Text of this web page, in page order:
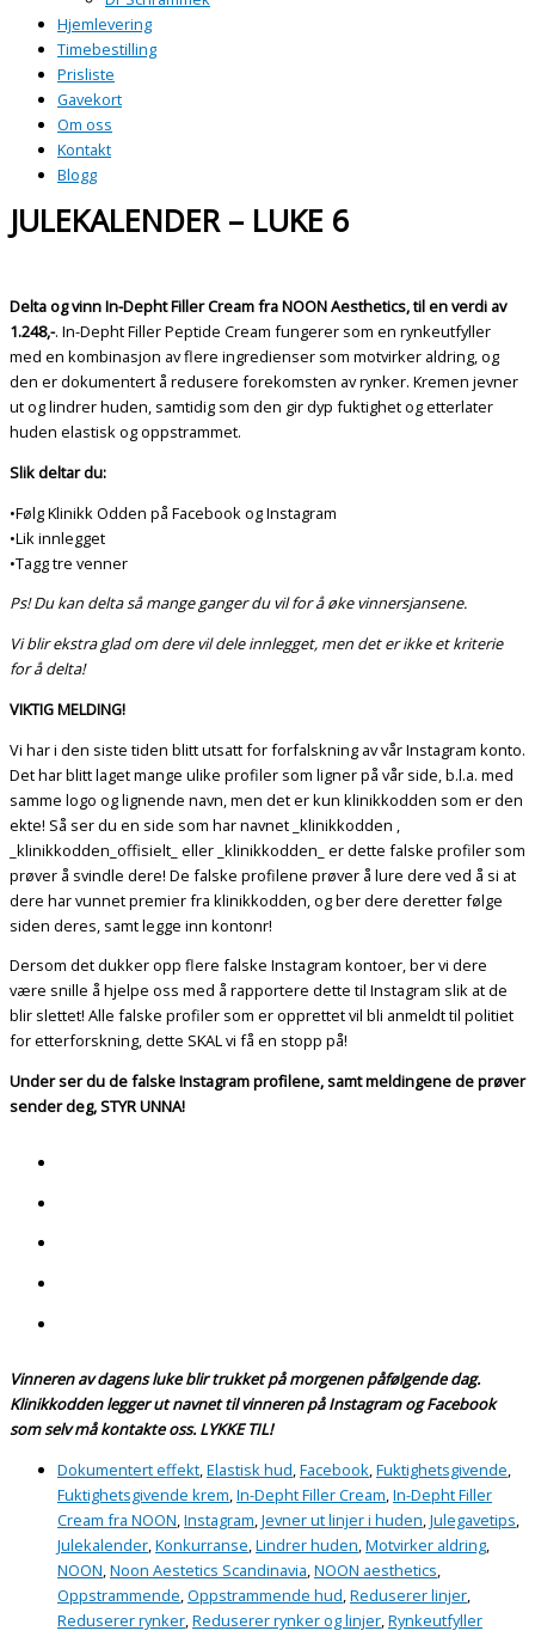
Hjemlevering
Timebestilling
Prisliste
Gavekort
Om oss
Kontakt
Blogg
JULEKALENDER – LUKE 6
Delta og vinn In-Depht Filler Cream fra NOON Aesthetics, til enverdi av
1.248,-. In-Depht Filler Peptide Cream fungerer som en rynkeutfyller
med en kombinasjon av flere ingredienser som motvirker aldring, og
den er dokumentert å redusere forekomsten av rynker. Kremen jevner
ut og lindrer huden, samtidig som den gir dyp fuktighet og etterlater
huden elastisk og oppstrammet.
Slik deltar du:
•Følg Klinikk Odden på Facebook og Instagram
•Lik innlegget
•Tagg tre venner
Ps! Du kan delta så mange ganger du vil for å øke vinnersjansene.
Vi blir ekstra glad om dere vil dele innlegget, men det er ikke et kriterie
for å delta!
VIKTIG MELDING!
Vi har i den siste tiden blitt utsatt for forfalskning av vår Instagram konto.
Det har blitt laget mange ulike profiler som ligner på vår side, b.l.a. med
samme logo og lignende navn, men det er kun klinikkodden som er den
ekte! Så ser du en side som har navnet _klinikkodden ,
_klinikkodden_offisielt_ eller _klinikkodden_ er dette falske profiler som
prøver å svindle dere! De falske profilene prøver å lure dere ved å si at
dere har vunnet premier fra klinikkodden, og ber dere deretter følge
siden deres, samt legge inn kontonr!
Dersom det dukker opp flere falske Instagram kontoer, ber vi dere
være snille å hjelpe oss med å rapportere dette til Instagram slik at de
blir slettet! Alle falske profiler som er opprettet vil bli anmeldt til politiet
for etterforskning, dette SKAL vi få en stopp på!
Under ser du de falske Instagram profilene, samt meldingene de prøver
sender deg, STYR UNNA!
Vinneren av dagens luke blir trukket på morgenen påfølgende dag.
Klinikkodden legger ut navnet til vinneren på Instagram og Facebook
som selv må kontakte oss. LYKKE TIL!
Dokumentert effekt,Elastisk hud,Facebook,Fuktighetsgivende,
Fuktighetsgivende krem,In-Depht Filler Cream,In-Depht Filler
Cream fra NOON,Instagram,Jevner ut linjer i huden,Julegavetips,
Julekalender,Konkurranse,Lindrer huden,Motvirker aldring,
NOON,Noon Aestetics Scandinavia,NOON aesthetics,
Oppstrammende,Oppstrammende hud,Reduserer linjer,
Reduserer rynker,Reduserer rynker og linjer,Rynkeutfyller